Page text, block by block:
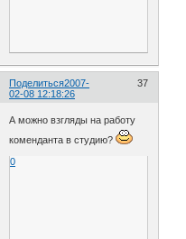
Поделиться 37
2007-
02-08 12:18:26
А можно взгляды на работу
коменданта в студию?
0